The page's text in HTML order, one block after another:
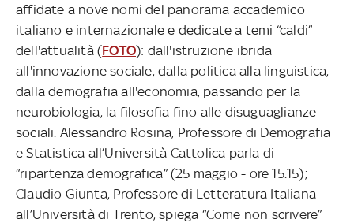
affidate a nove nomi del panorama accademico
italiano e internazionale e dedicate a temi “caldi”
dell'attualità (FOTO): dall'istruzione ibrida
all'innovazione sociale, dalla politica alla linguistica,
dalla demografia all'economia, passando per la
neurobiologia, la filosofia fino alle disuguaglianze
sociali. Alessandro Rosina, Professore di Demografia
e Statistica all’Università Cattolica parla di
“ripartenza demografica” (25 maggio - ore 15.15);
Claudio Giunta, Professore di Letteratura Italiana
all’Università di Trento, spiega “Come non scrivere”